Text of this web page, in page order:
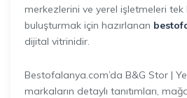
merkezlerini ve yerel işletmeleri
buluşturmak için hazırlanan
dijital vitrinidir.
Bestofalanya.com’da B&G Stor |
markaların detaylı tanıtımları,